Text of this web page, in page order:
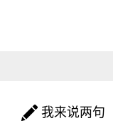
我来说两句